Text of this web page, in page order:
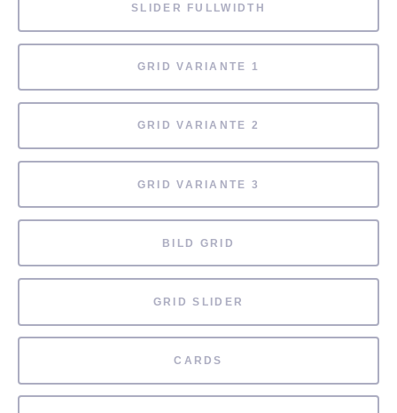
SLIDER FULLWIDTH
GRID VARIANTE 1
GRID VARIANTE 2
GRID VARIANTE 3
BILD GRID
GRID SLIDER
CARDS